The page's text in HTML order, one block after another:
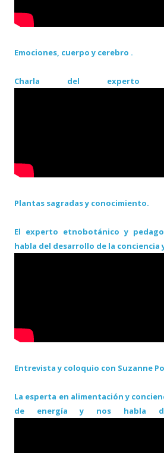
Emociones, cuerpo y cerebro .
Charla del experto
Plantas sagradas y conocimiento.
El experto etnobotánico y
habla del desarrollo de la conciencia
Entrevista y coloquio con Suzanne
La esperta en alimentación y
de energía y nos habla